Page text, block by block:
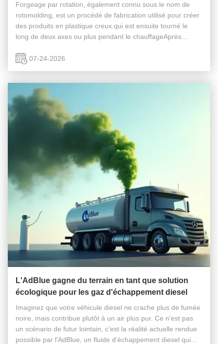
Forgeage par rotation, également connu sous le nom de
rotomolding, est un procédé de fabrication utilisé pour créer
des produits en plastique creux.qui est ensuite tourné le
long de deux axes ou plus pendant le chauffageAprès
plastique ...
07-24-2026
L'AdBlue gagne du terrain en tant que solution
écologique pour les gaz d'échappement diesel
Imaginez que votre véhicule diesel ne crache plus de fumée
noire, mais contribue plutôt à un air plus pur. Ce n'est pas
un scénario de futur lointain, c'est la réalité actuelle rendue
possible par l'AdBlue, un fluide d'échappement diesel qui